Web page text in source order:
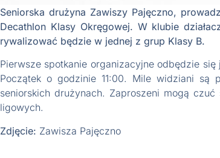
Seniorska drużyna Zawiszy Pajęczno,
Decathlon Klasy Okręgowej. W klubie
rywalizować będzie w jednej z grup Klasy B.
Pierwsze spotkanie organizacyjne odbędzie
Początek o godzinie 11:00. Mile widziani
seniorskich drużynach. Zaproszeni mogą
ligowych.
Zdjęcie: Zawisza Pajęczno